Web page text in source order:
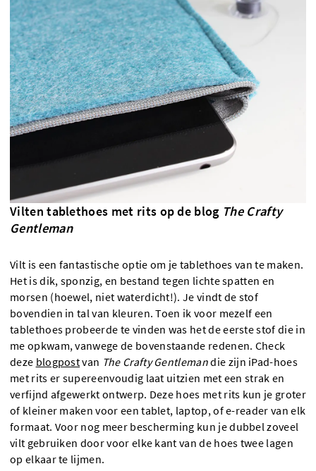
Vilten tablethoes met rits op de blog The Crafty
Gentleman
Vilt is een fantastische optie om je tablethoes van te maken.
Het is dik, sponzig, en bestand tegen lichte spatten en
morsen (hoewel, niet waterdicht!). Je vindt de stof
bovendien in tal van kleuren. Toen ik voor mezelf een
tablethoes probeerde te vinden was het de eerste stof die in
me opkwam, vanwege de bovenstaande redenen. Check
deze blogpostvan The Crafty Gentlemandie zijn iPad-hoes
met rits er supereenvoudig laat uitzien met een strak en
verfijnd afgewerkt ontwerp. Deze hoes met rits kun je groter
of kleiner maken voor een tablet, laptop, of e-reader van elk
formaat. Voor nog meer bescherming kun je dubbel zoveel
vilt gebruiken door voor elke kant van de hoes twee lagen
op elkaar te lijmen.